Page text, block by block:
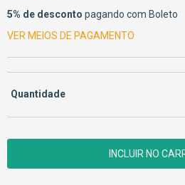
5% de desconto pagando com Boleto
VER MEIOS DE PAGAMENTO
Quantidade